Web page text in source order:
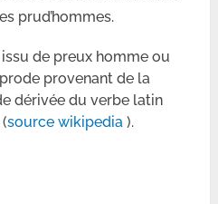
prud’hommes.
de preux homme ou
provenant de la
dérivée du verbe latin
source wikipedia ).